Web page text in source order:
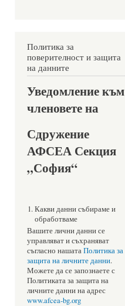
Политика за
поверителност и защита
на данните
Уведомление към
членовете на
Сдружение
АФСЕА Секция
„София“
Какви данни събираме и
обработваме
Вашите лични данни се
управляват и съхраняват
съгласно нашатаПолитика за
защита на личните данни.
Можете да се запознаете с
Политиката за защита на
личните данни на адрес
www.afcea-bg.org